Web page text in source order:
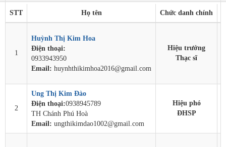
STT Họ tên Chức danh chính
1
Huỳnh Thị Kim Hoa
Điện thoại:
0933943950
Email: huynhthikimhoa2016@gmail.com
Hiệu trưởng
Thạc sĩ
2
Ung Thị Kim Đào
Điện thoại:0938945789
TH Chánh Phú Hoà
Email: ungthikimdao1002@gmail.com
Hiệu phó
ĐHSP